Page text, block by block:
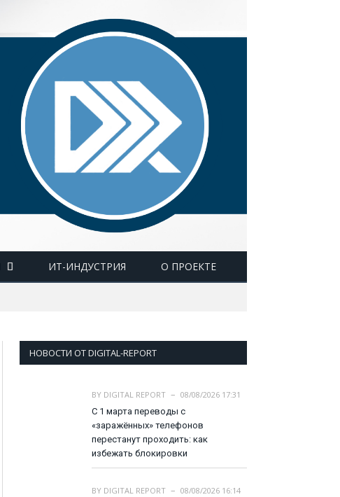
ИТ-ИНДУСТРИЯ О ПРОЕКТЕ
НОВОСТИ ОТ DIGITAL-REPORT
BY DIGITAL REPORT
08/08/2026 17:31
С 1 марта переводы с
«заражённых» телефонов
перестанут проходить: как
избежать блокировки
BY DIGITAL REPORT
08/08/2026 16:14